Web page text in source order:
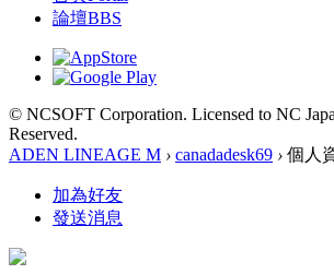
論壇BBS
© NCSOFT Corporation. Licensed to NC
Reserved.
ADEN LINEAGE M › canadadesk69 › 個人
加為好友
發送消息